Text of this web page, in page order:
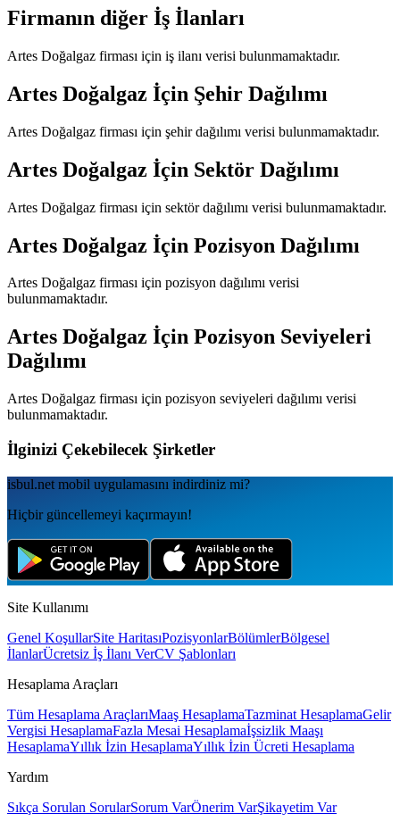
Firmanın diğer İş İlanları
Artes Doğalgaz firması için iş ilanı verisi bulunmamaktadır.
Artes Doğalgaz İçin Şehir Dağılımı
Artes Doğalgaz firması için şehir dağılımı verisi bulunmamaktadır.
Artes Doğalgaz İçin Sektör Dağılımı
Artes Doğalgaz firması için sektör dağılımı verisi bulunmamaktadır.
Artes Doğalgaz İçin Pozisyon Dağılımı
Artes Doğalgaz firması için pozisyon dağılımı verisi
bulunmamaktadır.
Artes Doğalgaz İçin Pozisyon Seviyeleri
Dağılımı
Artes Doğalgaz firması için pozisyon seviyeleri dağılımı verisi
bulunmamaktadır.
İlginizi Çekebilecek Şirketler
isbul.net mobil uygulamаsını indirdiniz mi?
Hiçbir güncellemeyi kaçırmayın!
Site Kullanımı
Genel KoşullarSite HaritasıPozisyonlarBölümlerBölgesel
İlanlarÜcretsiz İş İlanı VerCV Şablonları
Hesaplama Araçları
Tüm Hesaplama AraçlarıMaaş HesaplamaTazminat HesaplamaGelir
Vergisi HesaplamaFazla Mesai Hesaplamaİşsizlik Maaşı
HesaplamaYıllık İzin HesaplamaYıllık İzin Ücreti Hesaplama
Yardım
Sıkça Sorulan SorularSorum VarÖnerim VarŞikayetim Var